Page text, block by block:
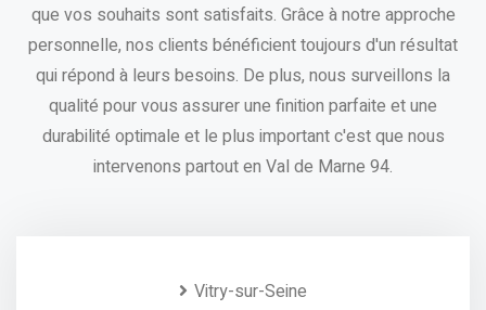
que vos souhaits sont satisfaits. Grâce à notre approche
personnelle, nos clients bénéficient toujours d'un résultat
qui répond à leurs besoins. De plus, nous surveillons la
qualité pour vous assurer une finition parfaite et une
durabilité optimale et le plus important c'est que nous
intervenons partout en Val de Marne 94.
Vitry-sur-Seine